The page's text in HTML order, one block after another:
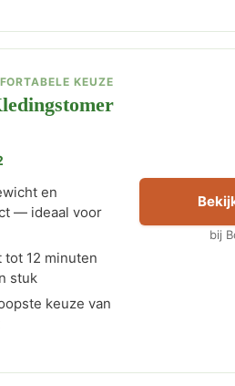
KEUZE
en
— ideaal voor
tot 12 minuten
stuk
keuze van
bij